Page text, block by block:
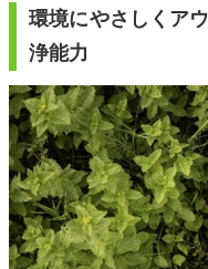
環境にやさしくア
浄能力